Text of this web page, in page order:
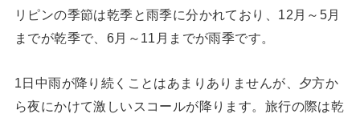
リピンの季節は乾季と雨季に分かれており、12月～5月
までが乾季で、6月～11月までが雨季です。
1日中雨が降り続くことはあまりありませんが、夕方か
ら夜にかけて激しいスコールが降ります。旅行の際は乾